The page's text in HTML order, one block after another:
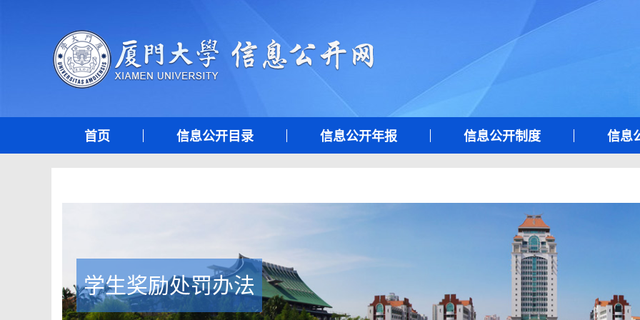
首页 信息公开目录 信息公开年报 信息公开制度 信息
学生奖励处罚办法